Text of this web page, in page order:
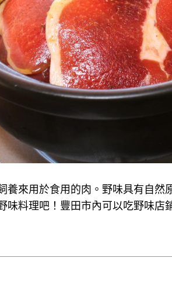
養來用於食用的肉。野味具有自然
味料理吧！豐田市內可以吃野味店